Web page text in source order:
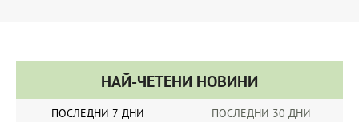
НАЙ-ЧЕТЕНИ НОВИНИ
ПОСЛЕДНИ 7 ДНИ ПОСЛЕДНИ 30 ДНИ